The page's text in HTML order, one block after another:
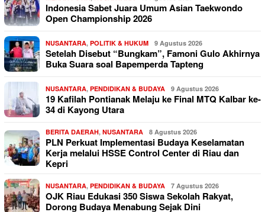
Indonesia Sabet Juara Umum Asian Taekwondo
Open Championship 2026
NUSANTARA, POLITIK & HUKUM 9 Agustus 2026
Setelah Disebut “Bungkam”, Famoni Gulo Akhirnya
Buka Suara soal Bapemperda Tapteng
NUSANTARA, PENDIDIKAN & BUDAYA 9 Agustus 2026
19 Kafilah Pontianak Melaju ke Final MTQ Kalbar ke-
34 di Kayong Utara
BERITA DAERAH, NUSANTARA 8 Agustus 2026
PLN Perkuat Implementasi Budaya Keselamatan
Kerja melalui HSSE Control Center di Riau dan
Kepri
NUSANTARA, PENDIDIKAN & BUDAYA 7 Agustus 2026
OJK Riau Edukasi 350 Siswa Sekolah Rakyat,
Dorong Budaya Menabung Sejak Dini